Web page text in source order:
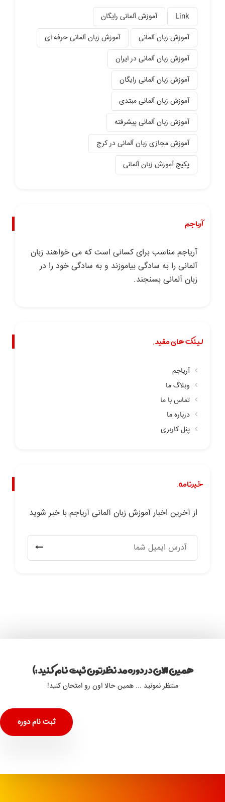
Link
آموزش آلمانی رایگان
آموزش زبان آلمانی
آموزش زبان آلمانی حرفه ای
آموزش زبان آلمانی در ایران
آموزش زبان آلمانی رایگان
آموزش زبان آلمانی مبتدی
آموزش زبان آلمانی پیشرفته
آموزش مجازی زبان آلمانی در کرج
پکیج آموزش زبان آلمانی
آریاجم
آریاجم مناسب برای کسانی است که می خواهند زبان
آلمانی را به سادگی بیاموزند و به سادگی خود را در
زبان آلمانی بسنجند.
لینک های مفید.
آریاجم
وبلاگ ما
تماس با ما
درباره ما
پنل کاربری
خبرنامه.
از آخرین اخبار آموزش زبان آلمانی آریاجم با خبر شوید
همین الان در دوره مد نظرتون ثبت نام کنید :)
منتظر نمونید ... همین حالا اون رو امتحان کنید!
ثبت نام دوره